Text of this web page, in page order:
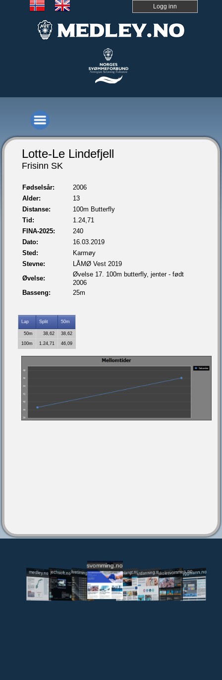
Logg inn
Lotte-Le Lindefjell
Frisinn SK
Fødselsår:
2006
Alder:
13
Distanse:
100m Butterfly
Tid:
1.24,71
FINA-2025:
240
Dato:
16.03.2019
Sted:
Karmøy
Stevne:
LÅMØ Vest 2019
Øvelse:
Øvelse 17. 100m butterfly, jenter - født
2006
Basseng:
25m
Lap Split 50m
50m 38,62
38,62
100m
1.24,71 46,09
medley.no jechsoft.nolivetiming.medley.no
svomming.no
svomlangt.noutdanning.svomming.no
skolesvommen.notryggivann.no